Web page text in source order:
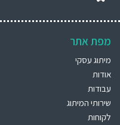
מפת אתר
מיתוג עסקי
אודות
עבודות
שירותי המיתוג
לקוחות